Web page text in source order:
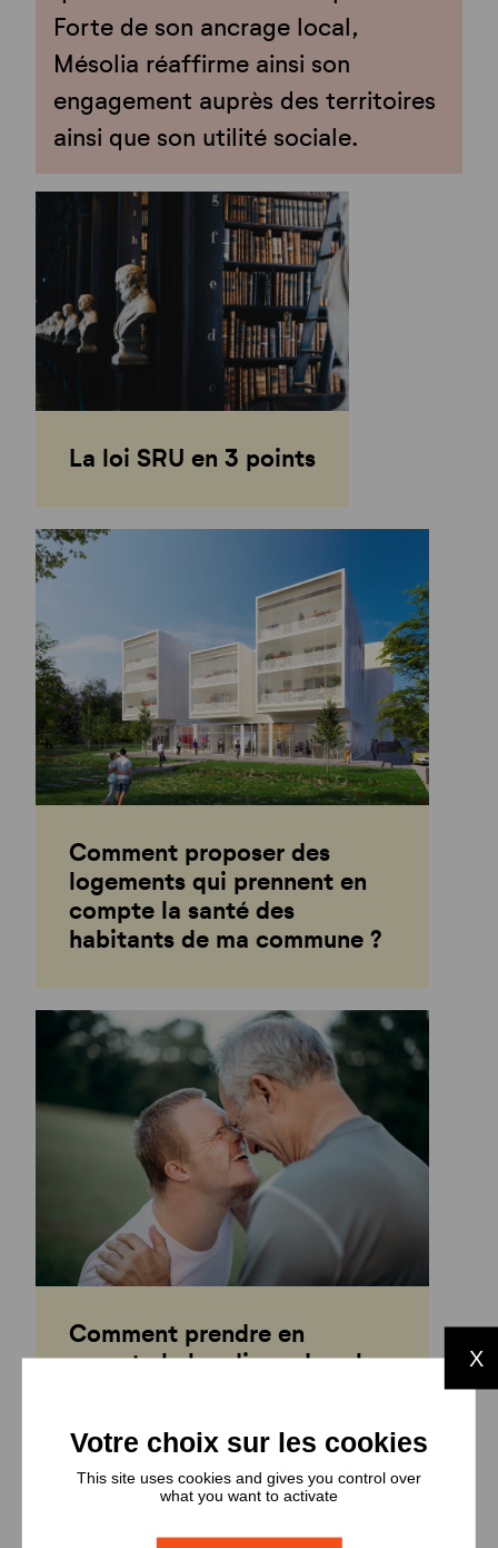
Forte de son ancrage local,
Mésolia réaffirme ainsi son
engagement auprès des territoires
ainsi que son utilité sociale.
La loi SRU en 3 points
Comment proposer des
logements qui prennent en
compte la santé des
habitants de ma commune ?
Comment prendre en
compte le handicap dans les
X
This site uses cookies and gives you control over
what you want to activate